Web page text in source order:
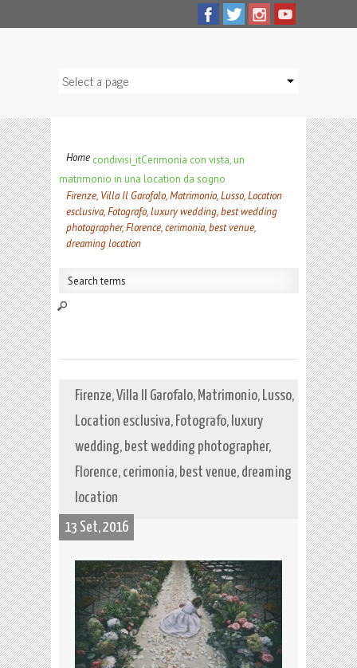
Home condivisi_itCerimonia con vista, un
matrimonio in una location da sogno
Firenze, Villa Il Garofalo, Matrimonio, Lusso, Location
esclusiva, Fotografo, luxury wedding, best wedding
photographer, Florence, cerimonia, best venue,
dreaming location
Firenze, Villa Il Garofalo, Matrimonio, Lusso,
Location esclusiva, Fotografo, luxury
wedding, best wedding photographer,
Florence, cerimonia, best venue, dreaming
location
13 Set, 2016